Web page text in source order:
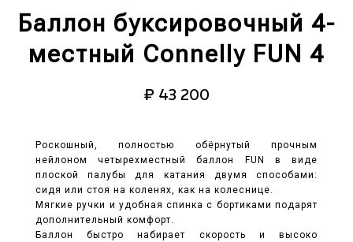
Баллон буксировочный 4-
местный Connelly FUN 4
₽ 43 200
Роскошный, полностью обёрнутый прочным
нейлоном четырехместный баллон FUN в виде
плоской палубы для катания двумя способами:
сидя или стоя на коленях, как на колеснице.
Мягкие ручки и удобная спинка с бортиками подарят
дополнительный комфорт.
Баллон быстро набирает скорость и высоко